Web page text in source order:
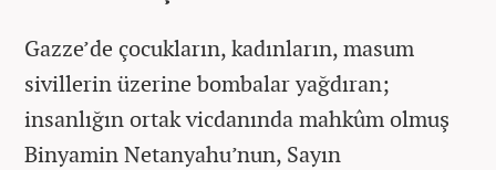
Gazze’de çocukların, kadınların, masum
sivillerin üzerine bombalar yağdıran;
insanlığın ortak vicdanında mahkûm olmuş
Binyamin Netanyahu’nun, Sayın